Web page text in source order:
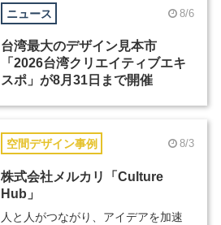
ニュース 8/6
台湾最大のデザイン見本市
「2026台湾クリエイティブエキ
スポ」が8月31日まで開催
空間デザイン事例 8/3
株式会社メルカリ「Culture
Hub」
人と人がつながり、アイデアを加速